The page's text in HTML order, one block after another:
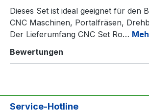
Dieses Set ist ideal geeignet für den
CNC Maschinen, Portalfräsen,
Der Lieferumfang CNC Set Ro…
Bewertungen
Service-Hotline